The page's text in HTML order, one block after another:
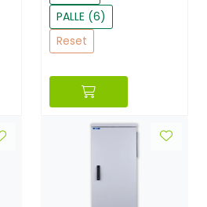
PALLE (6)
Reset